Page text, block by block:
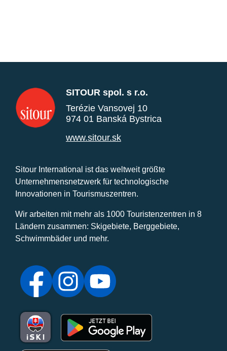
SITOUR spol. s r.o.
Terézie Vansovej 10
974 01 Banská Bystrica
www.sitour.sk
Sitour International ist das weltweit größte
Unternehmensnetzwerk für technologische
Innovationen in Tourismuszentren.
Wir arbeiten mit mehr als 1000 Touristenzentren in 8
Ländern zusammen: Skigebiete, Berggebiete,
Schwimmbäder und mehr.